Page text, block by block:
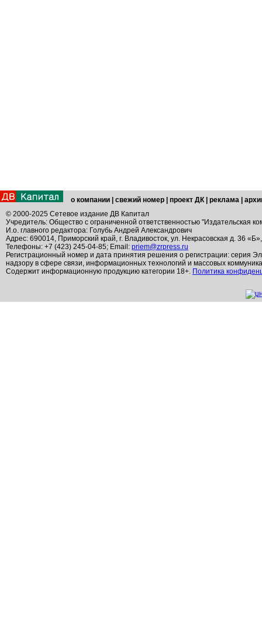
о компании свежий номер проект ДК реклама
© 2000-2025 Сетевое издание ДВ Капитал
Учредитель: Общество с ограниченной ответственностью "Издательская
И.о. главного редактора: Голубь Андрей Александрович
Адрес: 690014, Приморский край, г. Владивосток, ул. Некрасовская д. 36
Телефоны: +7 (423) 245-04-85; Email: priem@zrpress.ru
Регистрационный номер и дата принятия решения о регистрации: серия
надзору в сфере связи, информационных технологий и массовых
Содержит информационную продукцию категории 18+. Политика